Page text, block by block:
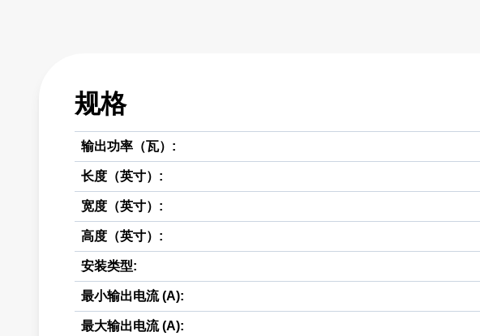
规格
输出功率（瓦）:
长度（英寸）:
宽度（英寸）:
高度（英寸）:
安装类型:
最小输出电流 (A):
最大输出电流 (A):